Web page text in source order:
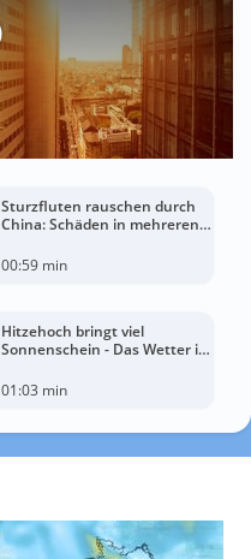
Sturzfluten rauschen durch
China: Schäden in mehreren
00:59 min
Hitzehoch bringt viel
Sonnenschein - Das Wetter in
01:03 min